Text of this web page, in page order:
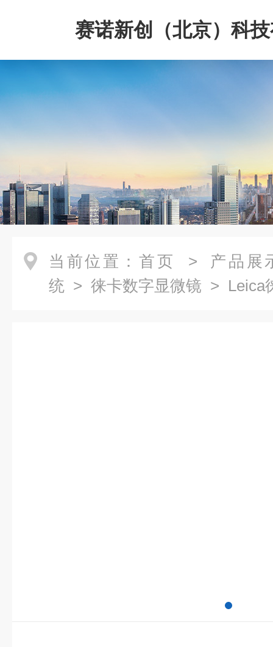
赛诺新创（北京）科
司
当前位置： 首页 > 产品展
统 > 徕卡数字显微镜 > Leica